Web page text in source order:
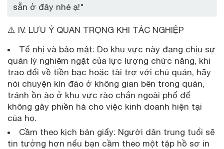
sẵn ở đây nhé ạ!"
⚠️ IV. LƯU Ý QUAN TRỌNG KHI TÁC NGHIỆP
Tế nhị và bảo mật: Do khu vực này đang chịu sự
quản lý nghiêm ngặt của lực lượng chức năng, khi
trao đổi về tiền bạc hoặc tài trợ với chủ quán, hãy
nói chuyện kín đáo ở không gian bên trong quán,
tránh ồn ào ở khu vực rào chắn ngoài phố để
không gây phiền hà cho việc kinh doanh hiện tại
của họ.
Cầm theo kịch bản giấy: Người dân trung tuổi sẽ
tin tưởng hơn nếu bạn cầm theo một tập hồ sơ in